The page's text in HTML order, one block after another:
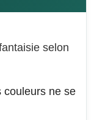
selon
couleurs ne se